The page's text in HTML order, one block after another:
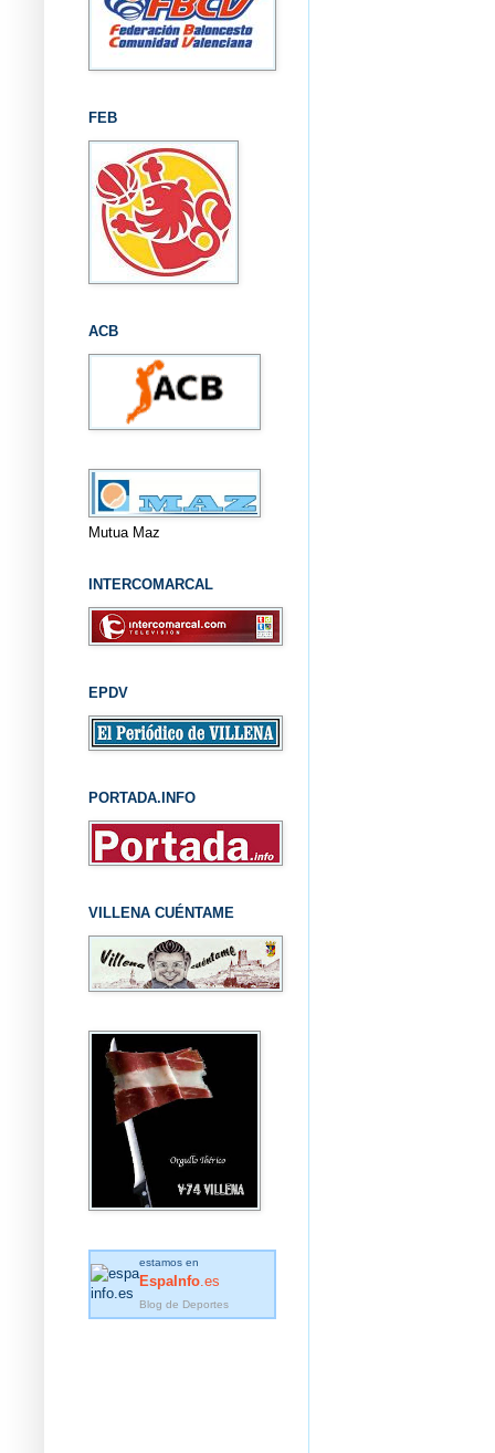
FEB
ACB
Mutua Maz
INTERCOMARCAL
EPDV
PORTADA.INFO
VILLENA CUÉNTAME
estamos en
EspaInfo .es
Blog de Deportes